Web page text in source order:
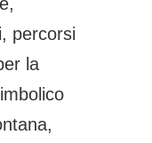
percorsi
la